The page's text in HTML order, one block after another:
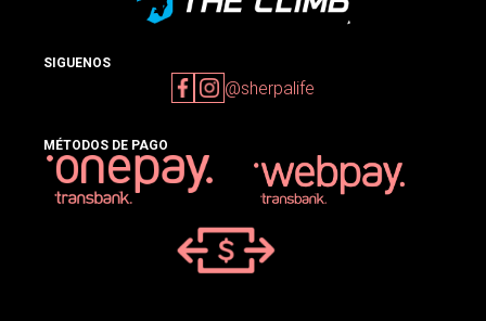
SIGUENOS
@sherpalife
MÉTODOS DE PAGO